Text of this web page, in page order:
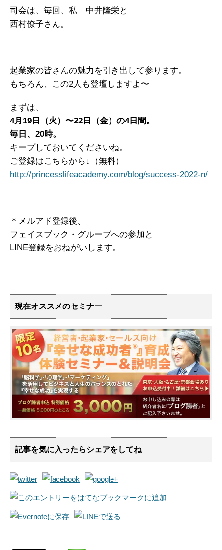
司会は、毎回、私 中井隆栄と
西村僚子さん。
起業家の皆さんの魅力を引き出して参ります。
もちろん、この2人も登壇しますよ〜
まずは、
4月19日（火）〜22日（金）の4日間。
毎日、20時。
キープしておいてくださいね。
ご登録はこちらから↓（無料）
http://princesslifeacademy.com/blog/success-2022-n/
＊メルアド登録後、
フェイスブック・グループへの参加と
LINE登録をおねがいします。
現在オススメのセミナー
記事を気に入ったらシェアをしてね